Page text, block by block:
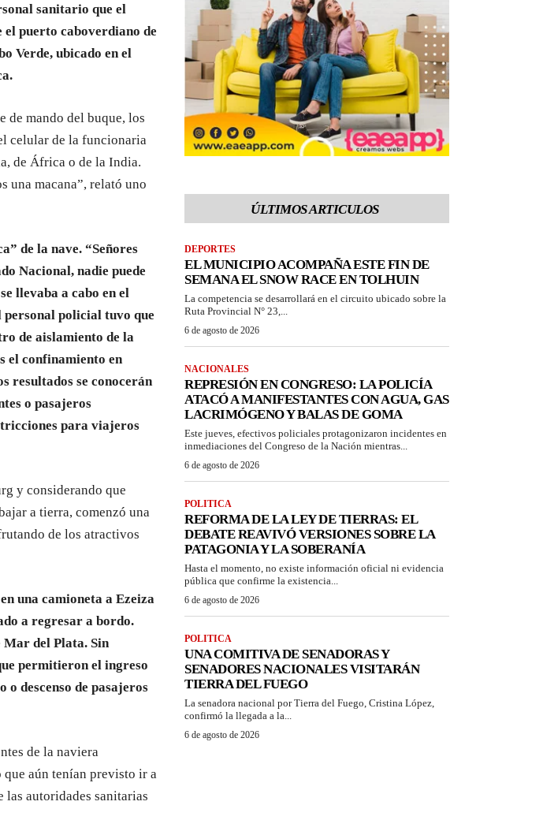
sanitario que el
el puerto caboverdiano de
Verde, ubicado en el
de mando del buque, los
celular de la funcionaria
de África o de la India.
una macana”, relató uno
de la nave. “Señores
Nacional, nadie puede
llevaba a cabo en el
policial tuvo que
de aislamiento de la
el confinamiento en
resultados se conocerán
o pasajeros
para viajeros
y considerando que
a tierra, comenzó una
de los atractivos
una camioneta a Ezeiza
a regresar a bordo.
del Plata. Sin
permitieron el ingreso
o descenso de pasajeros
de la naviera
aún tenían previsto ir a
las autoridades sanitarias
ÚLTIMOS ARTICULOS
DEPORTES
EL MUNICIPIO ACOMPAÑA ESTE FIN DE
SEMANA EL SNOW RACE EN TOLHUIN
La competencia se desarrollará en el circuito ubicado sobre la
Ruta Provincial N° 23,...
6 de agosto de 2026
NACIONALES
REPRESIÓN EN CONGRESO: LA POLICÍA
ATACÓ A MANIFESTANTES CON AGUA, GAS
LACRIMÓGENO Y BALAS DE GOMA
Este jueves, efectivos policiales protagonizaron incidentes en
inmediaciones del Congreso de la Nación mientras...
6 de agosto de 2026
POLITICA
REFORMA DE LA LEY DE TIERRAS: EL
DEBATE REAVIVÓ VERSIONES SOBRE LA
PATAGONIA Y LA SOBERANÍA
Hasta el momento, no existe información oficial ni evidencia
pública que confirme la existencia...
6 de agosto de 2026
POLITICA
UNA COMITIVA DE SENADORAS Y
SENADORES NACIONALES VISITARÁN
TIERRA DEL FUEGO
La senadora nacional por Tierra del Fuego, Cristina López,
confirmó la llegada a la...
6 de agosto de 2026